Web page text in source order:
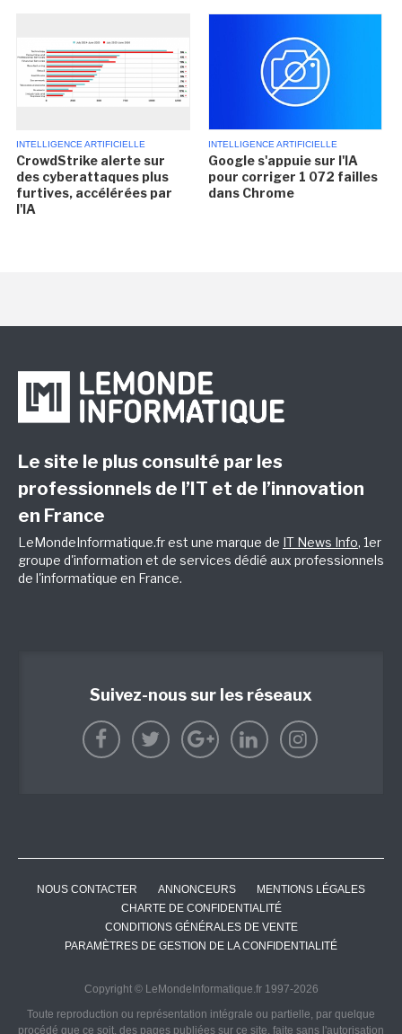
INTELLIGENCE ARTIFICIELLE
CrowdStrike alerte sur
des cyberattaques plus
furtives, accélérées par
l'IA
INTELLIGENCE ARTIFICIELLE
Google s'appuie sur l'IA
pour corriger 1 072 failles
dans Chrome
Le site le plus consulté par les
professionnels de l’IT et de l’innovation
en France
LeMondeInformatique.fr est une marque de IT News Info, 1er
groupe d'information et de services dédié aux professionnels
de l'informatique en France.
Suivez-nous sur les réseaux
NOUS CONTACTER ANNONCEURS
MENTIONS LÉGALES
CHARTE DE CONFIDENTIALITÉ
CONDITIONS GÉNÉRALES DE VENTE
PARAMÈTRES DE GESTION DE LA CONFIDENTIALITÉ
Copyright © LeMondeInformatique.fr 1997-2026
Toute reproduction ou représentation intégrale ou partielle, par quelque
procédé que ce soit, des pages publiées sur ce site, faite sans l'autorisation